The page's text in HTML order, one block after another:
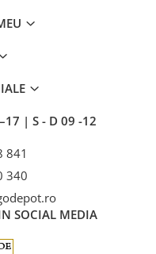
| S - D 09 -12
841
340
SOCIAL MEDIA